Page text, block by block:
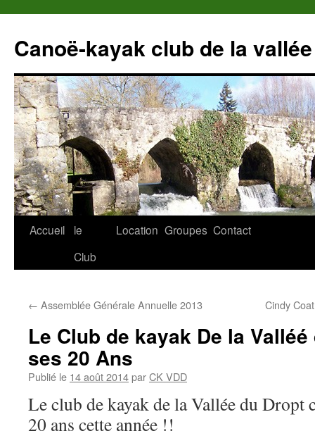
Canoë-kayak club de la
Accueil
le
Club
Location Groupes Contact
← Assemblée Générale Annuelle 2013 Cindy
Le Club de kayak De la
ses 20 Ans
Publié le 14 août 2014parCK VDD
Le club de kayak de la Vallée du Dropt
20 ans cette année !!